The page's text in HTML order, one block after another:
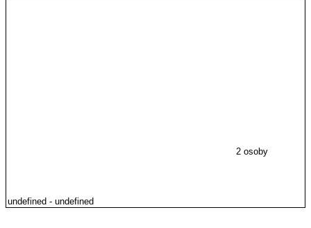
2 osoby